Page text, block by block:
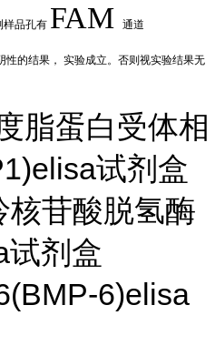
样品孔有 FAM通道
性的结果， 实验成立。否则视实验结果无
脂蛋白受体相
试剂盒
核苷酸脱氢酶
试剂盒
6)elisa